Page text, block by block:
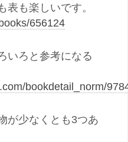
表も楽しいです。
656124
いろと参考になる
bookdetail_norm/
が少なくとも3つあ